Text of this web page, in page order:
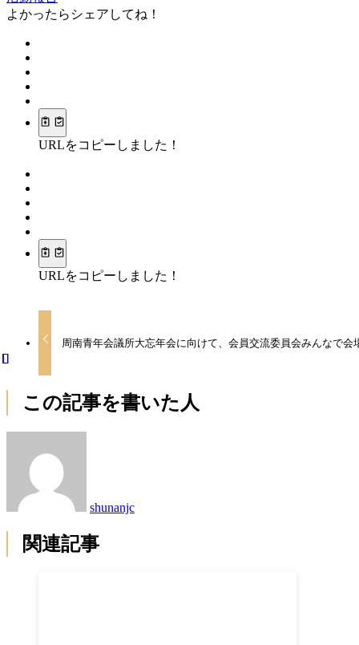
よかったらシェアしてね！
URLをコピーしました！
URLをコピーしました！
周南青年会議所大忘年会に向けて、会員交流委員会みんなで
この記事を書いた人
shunanjc
関連記事